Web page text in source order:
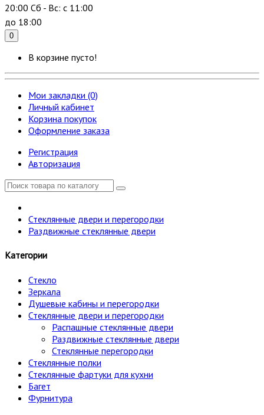
20:00 Сб - Вс: с 11:00
до 18:00
0
В корзине пусто!
Мои закладки (0)
Личный кабинет
Корзина покупок
Оформление заказа
Регистрация
Авторизация
Стеклянные двери и перегородки
Раздвижные стеклянные двери
Категории
Стекло
Зеркала
Душевые кабины и перегородки
Стеклянные двери и перегородки
Распашные стеклянные двери
Раздвижные стеклянные двери
Стеклянные перегородки
Стеклянные полки
Стеклянные фартуки для кухни
Багет
Фурнитура